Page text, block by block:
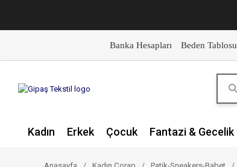
Banka Hesapları Beden Tablosu
Kadın Erkek Çocuk Fantazi & Gecelik